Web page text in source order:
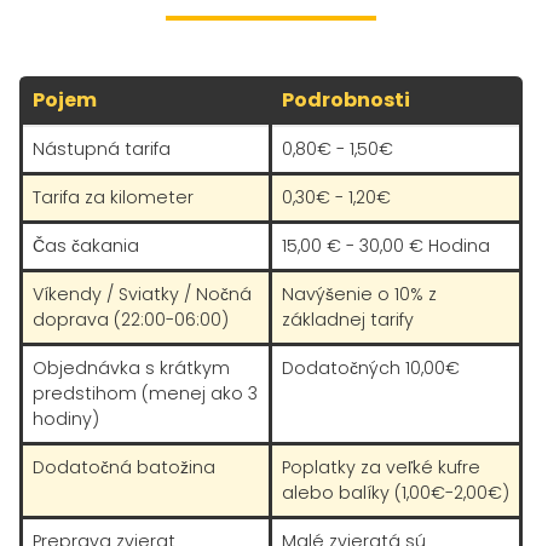
Pojem Podrobnosti
Nástupná tarifa
0,80€ - 1,50€
Tarifa za kilometer
0,30€ - 1,20€
Čas čakania
15,00 € - 30,00 € Hodina
Víkendy / Sviatky / Nočná
doprava (22:00-06:00)
Navýšenie o 10% z
základnej tarify
Objednávka s krátkym
predstihom (menej ako 3
hodiny)
Dodatočných 10,00€
Dodatočná batožina
Poplatky za veľké kufre
alebo balíky (1,00€-2,00€)
Preprava zvierat
Malé zvieratá sú